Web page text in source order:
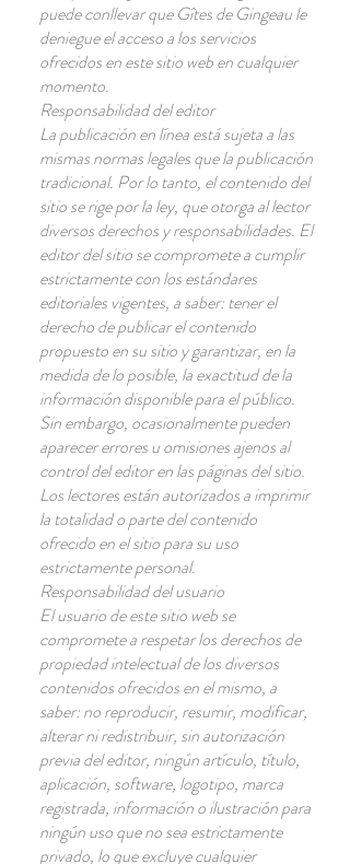
puede conllevar que Gîtes de Gingeau le
deniegue el acceso a los servicios
ofrecidos en este sitio web en cualquier
momento.
Responsabilidad del editor
La publicación en línea está sujeta a las
mismas normas legales que la publicación
tradicional. Por lo tanto, el contenido del
sitio se rige por la ley, que otorga al lector
diversos derechos y responsabilidades. El
editor del sitio se compromete a cumplir
estrictamente con los estándares
editoriales vigentes, a saber: tener el
derecho de publicar el contenido
propuesto en su sitio y garantizar, en la
medida de lo posible, la exactitud de la
información disponible para el público.
Sin embargo, ocasionalmente pueden
aparecer errores u omisiones ajenos al
control del editor en las páginas del sitio.
Los lectores están autorizados a imprimir
la totalidad o parte del contenido
ofrecido en el sitio para su uso
estrictamente personal.
Responsabilidad del usuario
El usuario de este sitio web se
compromete a respetar los derechos de
propiedad intelectual de los diversos
contenidos ofrecidos en el mismo, a
saber: no reproducir, resumir, modificar,
alterar ni redistribuir, sin autorización
previa del editor, ningún artículo, título,
aplicación, software, logotipo, marca
registrada, información o ilustración para
ningún uso que no sea estrictamente
privado, lo que excluye cualquier